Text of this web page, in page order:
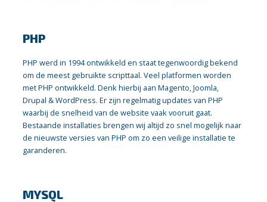
PHP
PHP werd in 1994 ontwikkeld en staat tegenwoordig bekend
om de meest gebruikte scripttaal. Veel platformen worden
met PHP ontwikkeld. Denk hierbij aan Magento, Joomla,
Drupal & WordPress. Er zijn regelmatig updates van PHP
waarbij de snelheid van de website vaak vooruit gaat.
Bestaande installaties brengen wij altijd zo snel mogelijk naar
de nieuwste versies van PHP om zo een veilige installatie te
garanderen.
MYSQL